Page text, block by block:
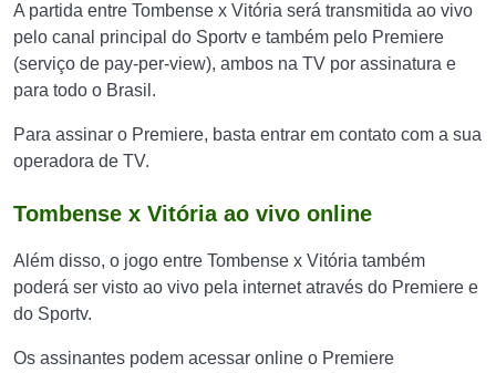
A partida entre Tombense x Vitória será transmitida ao vivo
pelo canal principal do Sportv e também pelo Premiere
(serviço de pay-per-view), ambos na TV por assinatura e
para todo o Brasil.
Para assinar o Premiere, basta entrar em contato com a sua
operadora de TV.
Tombense x Vitória ao vivo online
Além disso, o jogo entre Tombense x Vitória também
poderá ser visto ao vivo pela internet através do Premiere e
do Sportv.
Os assinantes podem acessar online o Premiere